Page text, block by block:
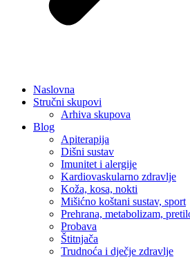
Naslovna
Stručni skupovi
Arhiva skupova
Blog
Apiterapija
Dišni sustav
Imunitet i alergije
Kardiovaskularno zdravlje
Koža, kosa, nokti
Mišićno koštani sustav, sport
Prehrana, metabolizam,
Probava
Štitnjača
Trudnoća i dječje zdravlje